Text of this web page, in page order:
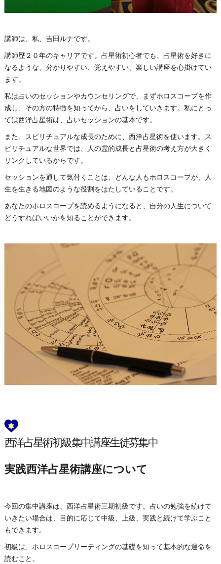
講師は、私、吉田ルナです。
講師歴２０年のキャリアです。占星術初心者でも、占星術を好きに
なるような、分かりやすい、覚えやすい、楽しい講座を心掛けてい
ます。
私は占いのセッションやカウンセリングで、まずホロスコープを作
成し、その方の特徴を知ってから、占いをしていきます。私にとっ
ては西洋占星術は、占いセッションの基本です。
また、スピリチュアルな成長のために、西洋占星術を使います。ス
ピリチュアルな世界では、人の霊的成長と占星術の考え方が大きく
リンクしているからです。
セッションを通して気付くことは、どんな人もホロスコープが、人
生を生きる地図のような役割をはたしていることです。
あなたのホロスコープを読めるようになると、自分の人生について
どうすればいいかを知ることができます。
西洋占星術初級集中講座生徒募集中
実践西洋占星術講座について
今回の集中講座は、西洋占星術三期初級です。占いの勉強を続けて
いきたい場合は、目的に応じて中級、上級、実践と続けて学ぶこと
もできます。
初級は、ホロスコープリーティングの基礎を知って基本的な運命を
読むこと。